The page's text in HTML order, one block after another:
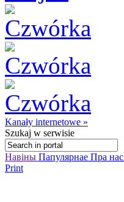
Kanały internetowe »
Szukaj w serwisie
Навіны Папулярнае Пра нас
Print